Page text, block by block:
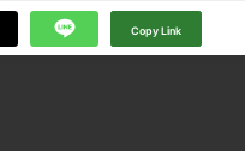
Copy Link